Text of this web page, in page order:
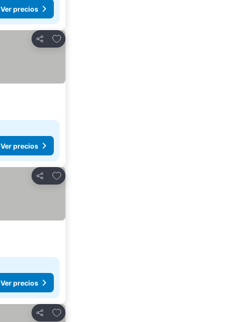
Ver precios
Compartir
Añadir a favoritos
Ver precios
Compartir
Añadir a favoritos
Ver precios
Compartir
Añadir a favoritos